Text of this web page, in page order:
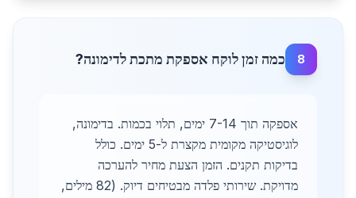
8 כמה זמן לוקח אספקת מתכת לדימונה?
אספקה תוך 7-14 ימים, תלוי בכמות. בדימונה,
לוגיסטיקה מקומית מקצרת ל-5 ימים. כולל
בדיקות תקנים. הזמן הצעת מחיר להערכה
מדויקת. שירותי פלדה מבטיחים דיוק. (82 מילים,